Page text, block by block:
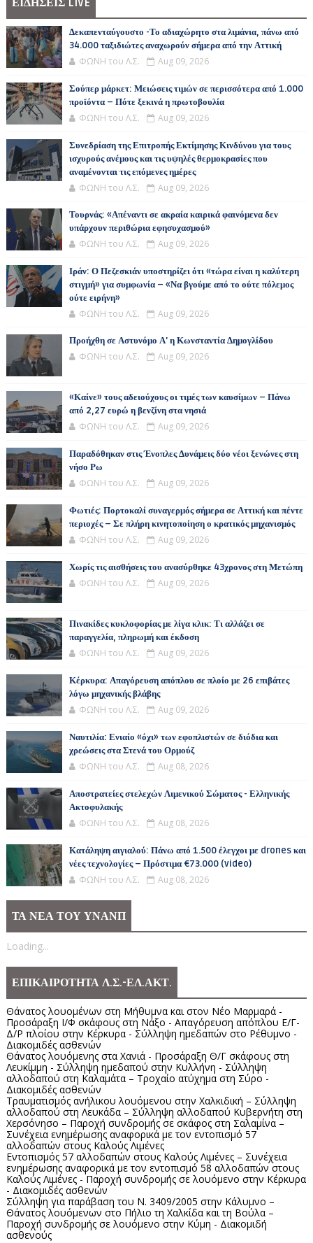
ΕΙΔΗΣΕΙΣ LIVE
Δεκαπενταύγουστο -Το αδιαχώρητο στα λιμάνια, πάνω από
34.000 ταξιδιώτες αναχωρούν σήμερα από την Αττική
ΦΩΝΗ του Λ.Σ. Aug 09, 2026
Σούπερ μάρκετ: Μειώσεις τιμών σε περισσότερα από 1.000
προϊόντα – Πότε ξεκινά η πρωτοβουλία
ΦΩΝΗ του Λ.Σ. Aug 09, 2026
Συνεδρίαση της Επιτροπής Εκτίμησης Κινδύνου για τους
ισχυρούς ανέμους και τις υψηλές θερμοκρασίες που
αναμένονται τις επόμενες ημέρες
ΦΩΝΗ του Λ.Σ. Aug 09, 2026
Τουρνάς: «Απέναντι σε ακραία καιρικά φαινόμενα δεν
υπάρχουν περιθώρια εφησυχασμού»
ΦΩΝΗ του Λ.Σ. Aug 09, 2026
Ιράν: Ο Πεζεσκιάν υποστηρίζει ότι «τώρα είναι η καλύτερη
στιγμή» για συμφωνία – «Να βγούμε από το ούτε πόλεμος
ούτε ειρήνη»
ΦΩΝΗ του Λ.Σ. Aug 09, 2026
Προήχθη σε Αστυνόμο Α' η Κωνσταντία Δημογλίδου
ΦΩΝΗ του Λ.Σ. Aug 09, 2026
«Καίνε» τους αδειούχους οι τιμές των καυσίμων – Πάνω
από 2,27 ευρώ η βενζίνη στα νησιά
ΦΩΝΗ του Λ.Σ. Aug 09, 2026
Παραδόθηκαν στις Ένοπλες Δυνάμεις δύο νέοι ξενώνες στη
νήσο Ρω
ΦΩΝΗ του Λ.Σ. Aug 09, 2026
Φωτιές: Πορτοκαλί συναγερμός σήμερα σε Αττική και πέντε
περιοχές – Σε πλήρη κινητοποίηση ο κρατικός μηχανισμός
ΦΩΝΗ του Λ.Σ. Aug 09, 2026
Χωρίς τις αισθήσεις του ανασύρθηκε 43χρονος στη Μετώπη
ΦΩΝΗ του Λ.Σ. Aug 09, 2026
Πινακίδες κυκλοφορίας με λίγα κλικ: Τι αλλάζει σε
παραγγελία, πληρωμή και έκδοση
ΦΩΝΗ του Λ.Σ. Aug 09, 2026
Κέρκυρα: Απαγόρευση απόπλου σε πλοίο με 26 επιβάτες
λόγω μηχανικής βλάβης
ΦΩΝΗ του Λ.Σ. Aug 09, 2026
Ναυτιλία: Ενιαίο «όχι» των εφοπλιστών σε διόδια και
χρεώσεις στα Στενά του Ορμούζ
ΦΩΝΗ του Λ.Σ. Aug 08, 2026
Αποστρατείες στελεχών Λιμενικού Σώματος - Ελληνικής
Ακτοφυλακής
ΦΩΝΗ του Λ.Σ. Aug 08, 2026
Κατάληψη αιγιαλού: Πάνω από 1.500 έλεγχοι με drones και
νέες τεχνολογίες – Πρόστιμα €73.000 (video)
ΦΩΝΗ του Λ.Σ. Aug 08, 2026
ΤΑ ΝΕΑ ΤΟΥ ΥΝΑΝΠ
Loading...
ΕΠΙΚΑΙΡΟΤΗΤΑ Λ.Σ.-ΕΛ.ΑΚΤ.
Θάνατος λουομένων στη Μήθυμνα και στον Νέο Μαρμαρά -
Προσάραξη Ι/Φ σκάφους στη Νάξο - Απαγόρευση απόπλου Ε/Γ-
Δ/Ρ πλοίου στην Κέρκυρα - Σύλληψη ημεδαπών στο Ρέθυμνο -
Διακομιδές ασθενών
Θάνατος λουόμενης στα Χανιά - Προσάραξη Θ/Γ σκάφους στη
Λευκίμμη - Σύλληψη ημεδαπού στην Κυλλήνη - Σύλληψη
αλλοδαπού στη Καλαμάτα – Τροχαίο ατύχημα στη Σύρο -
Διακομιδές ασθενών
Τραυματισμός ανήλικου λουόμενου στην Χαλκιδική – Σύλληψη
αλλοδαπού στη Λευκάδα – Σύλληψη αλλοδαπού Κυβερνήτη στη
Χερσόνησο – Παροχή συνδρομής σε σκάφος στη Σαλαμίνα –
Συνέχεια ενημέρωσης αναφορικά με τον εντοπισμό 57
αλλοδαπών στους Καλούς Λιμένες
Εντοπισμός 57 αλλοδαπών στους Καλούς Λιμένες – Συνέχεια
ενημέρωσης αναφορικά με τον εντοπισμό 58 αλλοδαπών στους
Καλούς Λιμένες - Παροχή συνδρομής σε λουόμενο στην Κέρκυρα
- Διακομιδές ασθενών
Σύλληψη για παράβαση του Ν. 3409/2005 στην Κάλυμνο –
Θάνατος λουόμενων στο Πήλιο τη Χαλκίδα και τη Βούλα –
Παροχή συνδρομής σε λουόμενο στην Κύμη - Διακομιδή
ασθενούς